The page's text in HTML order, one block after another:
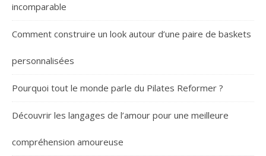
incomparable
Comment construire un look autour d’une paire de baskets
personnalisées
Pourquoi tout le monde parle du Pilates Reformer ?
Découvrir les langages de l’amour pour une meilleure
compréhension amoureuse